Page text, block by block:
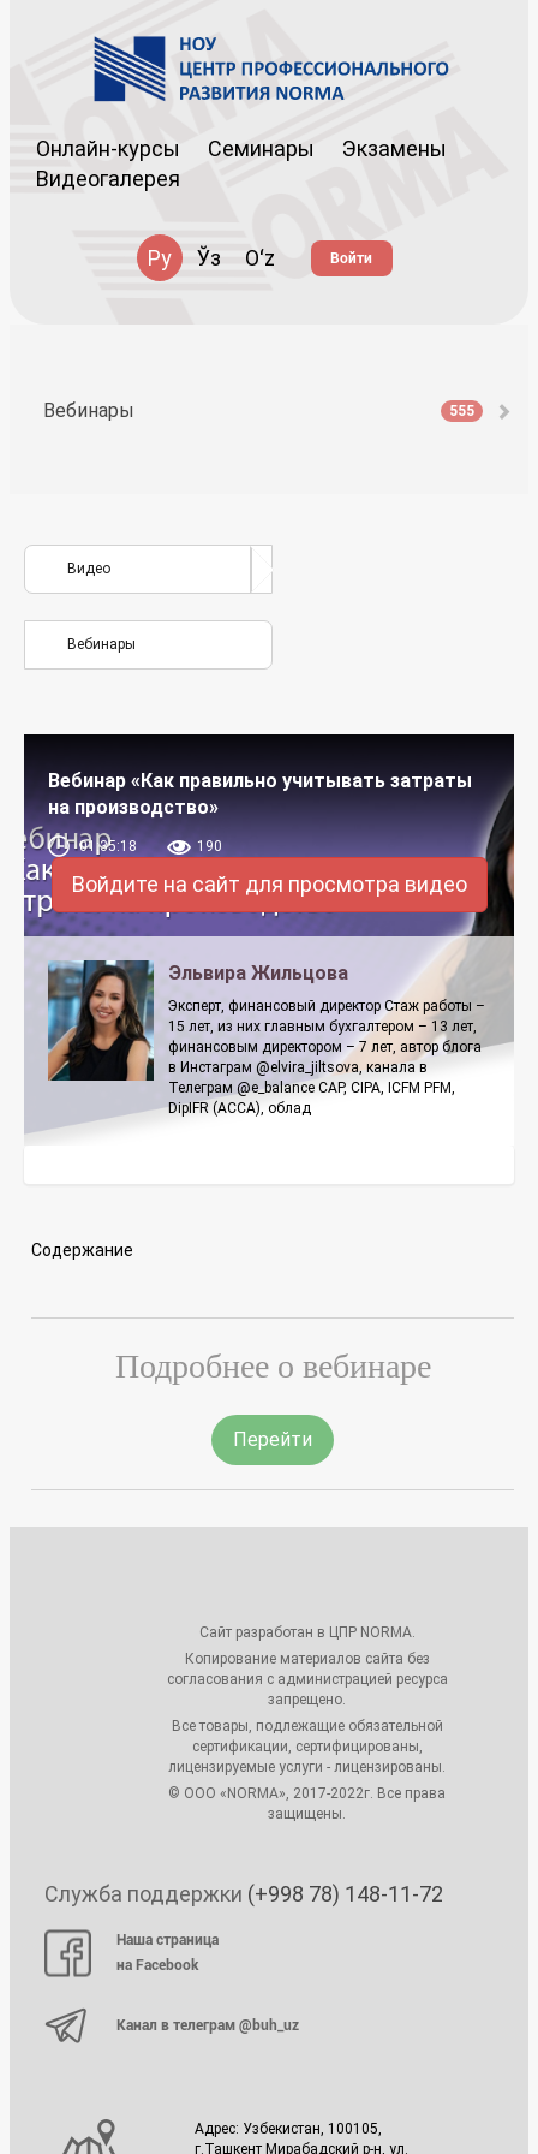
Онлайн-курсы Семинары
Экзамены
Видеогалерея
Ру Ўз Oʻz Войти
Вебинары 555
Видео
Вебинары
Вебинар «Как правильно учитывать затраты
на производство»
01:35:18 190
Войдите на сайт для просмотра видео
Эльвира Жильцова
Эксперт, финансовый директор Стаж работы –
15 лет, из них главным бухгалтером – 13 лет,
финансовым директором – 7 лет, автор блога
в Инстаграм @elvira_jiltsova, канала в
Телеграм @e_balance CAP, CIPA, ICFM PFM,
DipIFR (ACCA), облад
Содержание
Подробнее о вебинаре
Перейти
Сайт разработан в ЦПР NORMA.
Копирование материалов сайта без
согласования с администрацией ресурса
запрещено.
Все товары, подлежащие обязательной
сертификации, сертифицированы,
лицензируемые услуги - лицензированы.
© ООО «NORMA», 2017-2022г. Все права
защищены.
Служба поддержки (+998 78) 148-11-72
Наша страница
на Facebook
Канал в телеграм @buh_uz
Адрес: Узбекистан, 100105,
г.Ташкент Мирабадский р-н, ул.